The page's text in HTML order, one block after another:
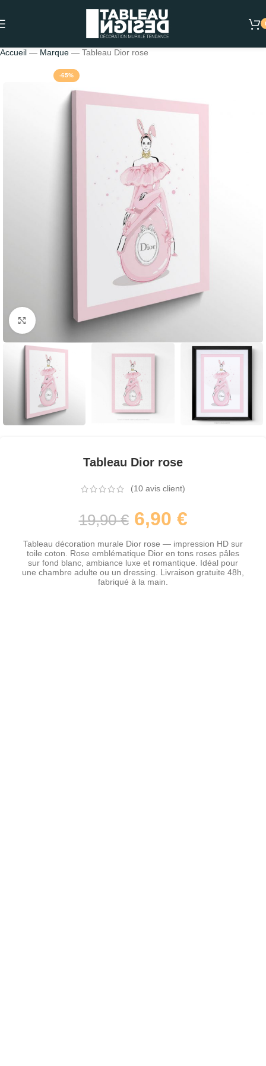
Accueil — Marque — Tableau Dior rose
-65%
Agrandir
Tableau Dior rose
(10 avis client)
19,90€ 6,90 €
Tableau décoration murale Dior rose — impression HD sur
toile coton. Rose emblématique Dior en tons roses pâles
sur fond blanc, ambiance luxe et romantique. Idéal pour
une chambre adulte ou un dressing. Livraison gratuite 48h,
fabriqué à la main.